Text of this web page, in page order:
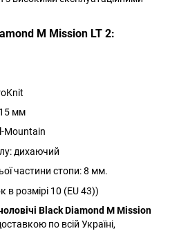
M Mission LT 2:
мм
Mountain
дихаючий
частини стопи: 8 мм.
в розмірі 10 (EU 43))
Black Diamond M Mission
по всій Україні,